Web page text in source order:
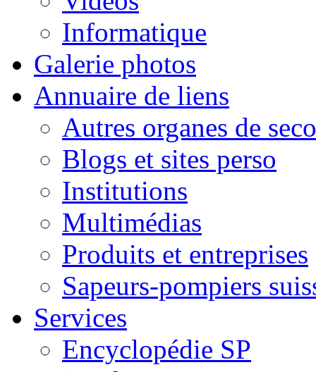
Informatique
Galerie photos
Annuaire de liens
Autres organes de
Blogs et sites perso
Institutions
Multimédias
Produits et entreprises
Sapeurs-pompiers
Services
Encyclopédie SP